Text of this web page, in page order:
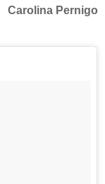
Carolina Pernigo